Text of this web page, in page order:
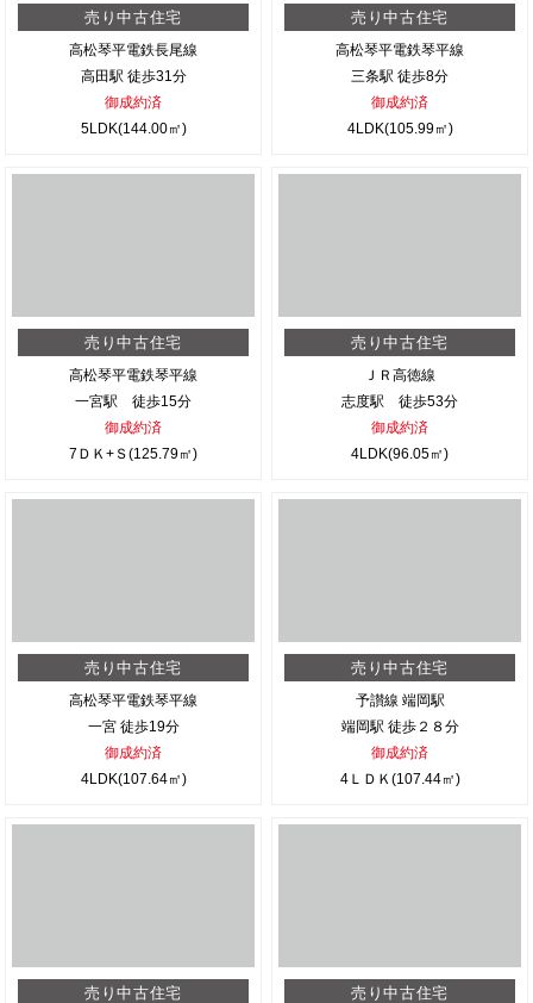
売り中古住宅
高松琴平電鉄長尾線
高田駅 徒歩31分
御成約済
5LDK(144.00㎡)
売り中古住宅
高松琴平電鉄琴平線
三条駅 徒歩8分
御成約済
4LDK(105.99㎡)
売り中古住宅
高松琴平電鉄琴平線
一宮駅 徒歩15分
御成約済
7ＤＫ+Ｓ(125.79㎡)
売り中古住宅
ＪＲ高徳線
志度駅 徒歩53分
御成約済
4LDK(96.05㎡)
売り中古住宅
高松琴平電鉄琴平線
一宮 徒歩19分
御成約済
4LDK(107.64㎡)
売り中古住宅
予讃線 端岡駅
端岡駅 徒歩２８分
御成約済
4ＬＤＫ(107.44㎡)
売り中古住宅 売り中古住宅